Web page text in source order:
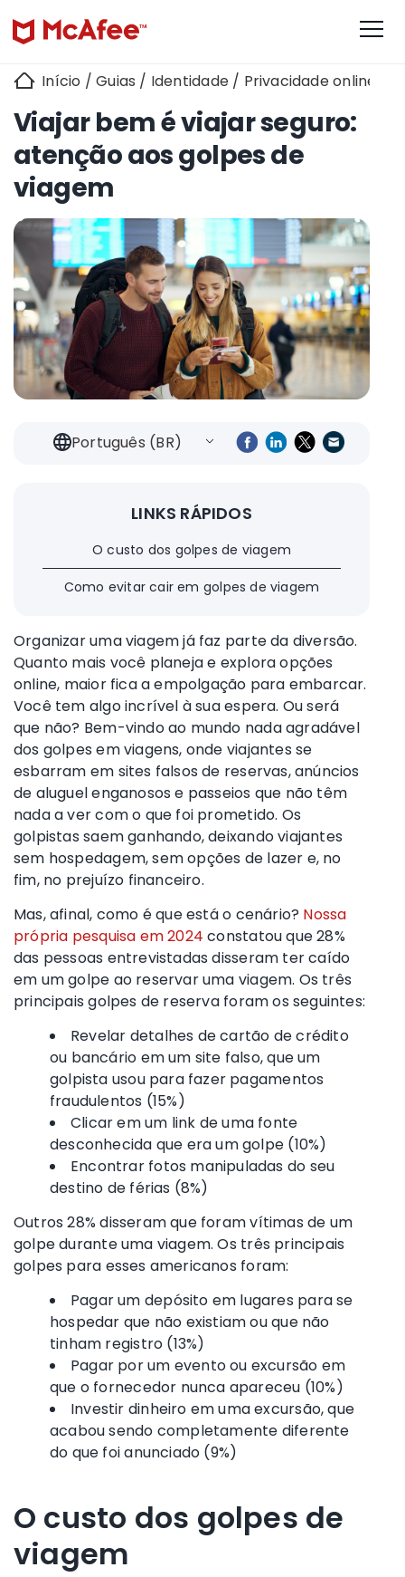
Início /Guias / Identidade/ Privacidade online
Viajar bem é viajar seguro:
atenção aos golpes de
viagem
Português (BR)
LINKS RÁPIDOS
O custo dos golpes de viagem
Como evitar cair em golpes de viagem
Organizar uma viagem já faz parte da diversão.
Quanto mais você planeja e explora opções
online, maior fica a empolgação para embarcar.
Você tem algo incrível à sua espera. Ou será
que não? Bem-vindo ao mundo nada agradável
dos golpes em viagens, onde viajantes se
esbarram em sites falsos de reservas, anúncios
de aluguel enganosos e passeios que não têm
nada a ver com o que foi prometido. Os
golpistas saem ganhando, deixando viajantes
sem hospedagem, sem opções de lazer e, no
fim, no prejuízo financeiro.
Mas, afinal, como é que está o cenário? Nossa
própria pesquisa em 2024 constatou que 28%
das pessoas entrevistadas disseram ter caído
em um golpe ao reservar uma viagem. Os três
principais golpes de reserva foram os seguintes:
Revelar detalhes de cartão de crédito
ou bancário em um site falso, que um
golpista usou para fazer pagamentos
fraudulentos (15%)
Clicar em um link de uma fonte
desconhecida que era um golpe (10%)
Encontrar fotos manipuladas do seu
destino de férias (8%)
Outros 28% disseram que foram vítimas de um
golpe durante uma viagem. Os três principais
golpes para esses americanos foram:
Pagar um depósito em lugares para se
hospedar que não existiam ou que não
tinham registro (13%)
Pagar por um evento ou excursão em
que o fornecedor nunca apareceu (10%)
Investir dinheiro em uma excursão, que
acabou sendo completamente diferente
do que foi anunciado (9%)
O custo dos golpes de
viagem